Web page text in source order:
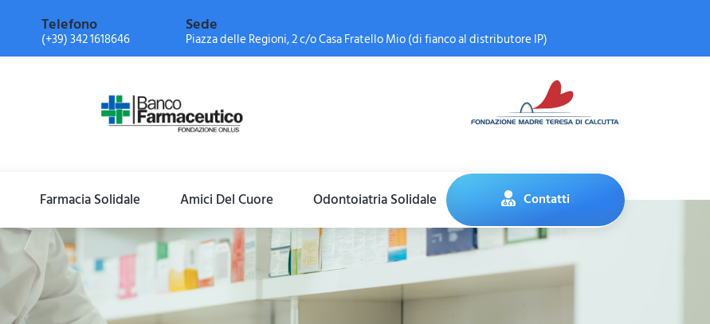
Telefono
(+39) 342 1618646
Sede
Piazza delle Regioni, 2 c/o Casa Fratello Mio (di fianco al distributore IP)
Farmacia Solidale Amici Del Cuore Odontoiatria Solidale Contatti